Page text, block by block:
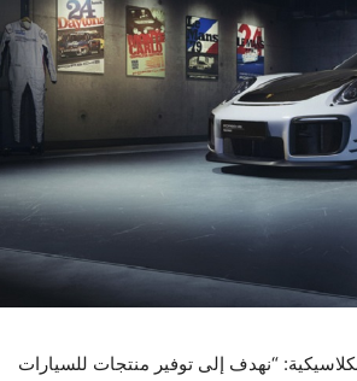
“نهدف إلى توفير منتجات للسيارات